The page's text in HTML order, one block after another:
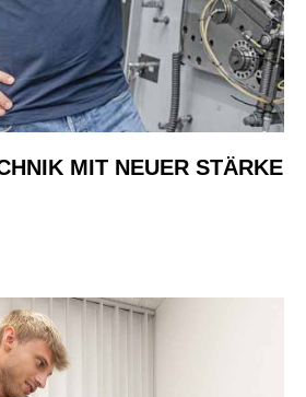
MIT NEUER STÄRKE